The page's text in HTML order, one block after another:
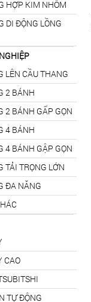
HỢP KIM NHÔM
DI ĐỘNG LỒNG
LÊN CẦU THANG
2 BÁNH
2 BÁNH GẤP GỌN
4 BÁNH
4 BÁNH GẬP GỌN
TẢI TRỌNG LỚN
ĐA NĂNG
CAO
TỰ ĐỘNG